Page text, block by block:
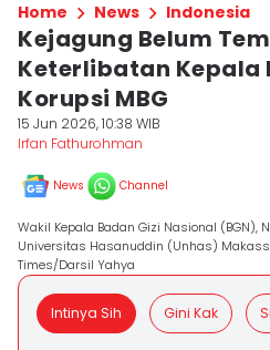
Home News Indonesia
Kejagung Belum
Keterlibatan Kepala
Korupsi MBG
15 Jun 2026, 10:38 WIB
Irfan Fathurohman
News Channel
Wakil Kepala Badan Gizi Nasional (BGN),
Universitas Hasanuddin (Unhas)
Times/Darsil Yahya
Intinya Sih Gini Kak